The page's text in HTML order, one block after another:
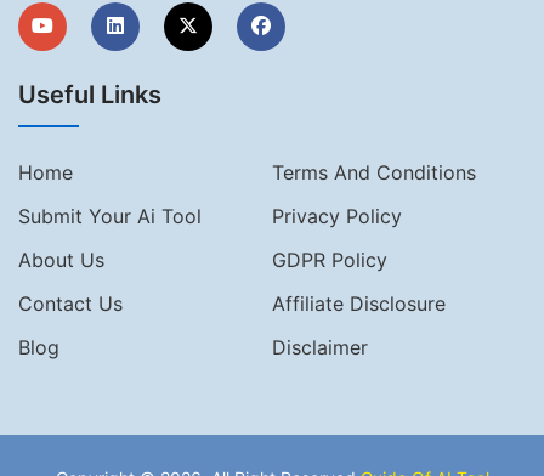
Useful Links
Home
Terms And Conditions
Submit Your Ai Tool
Privacy Policy
About Us
GDPR Policy
Contact Us
Affiliate Disclosure
Blog
Disclaimer